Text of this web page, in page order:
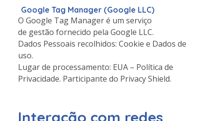
Google Tag Manager (Google LLC)
O Google Tag Manager é um serviço
de gestão fornecido pela Google LLC.
Dados Pessoais recolhidos: Cookie e Dados de
uso.
Lugar de processamento: EUA – Política de
Privacidade. Participante do Privacy Shield.
Interação com redes